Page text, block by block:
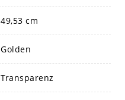
49,53 cm
Golden
Transparenz